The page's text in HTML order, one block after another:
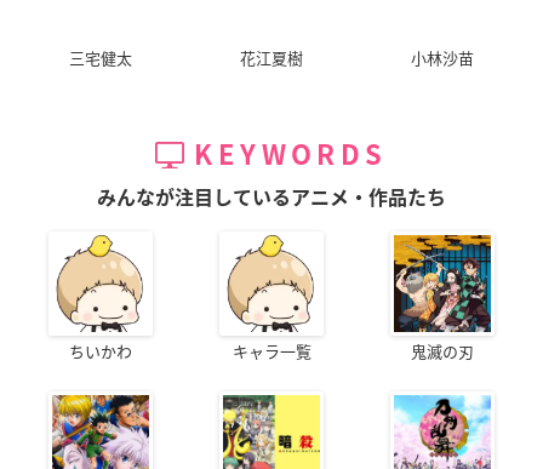
三宅健太 花江夏樹 小林沙苗
KEYWORDS
みんなが注目しているアニメ・作品たち
ちいかわ キャラ一覧 鬼滅の刃